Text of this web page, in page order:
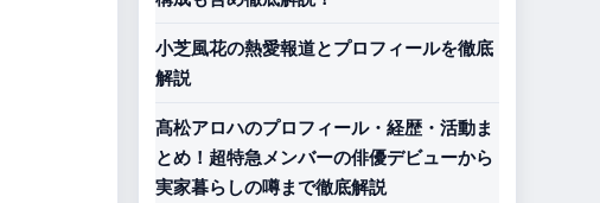
小芝風花の熱愛報道とプロフィールを徹底
解説
髙松アロハのプロフィール・経歴・活動ま
とめ！超特急メンバーの俳優デビューから
実家暮らしの噂まで徹底解説